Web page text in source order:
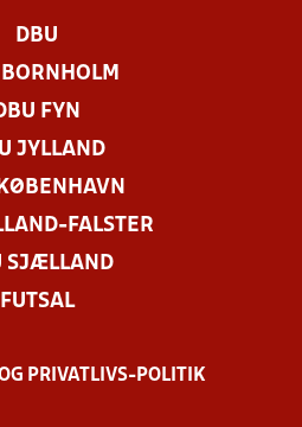
DBU
BORNHOLM
FYN
JYLLAND
FALSTER
SJÆLLAND
FUTSAL
PRIVATLIVS-POLITIK